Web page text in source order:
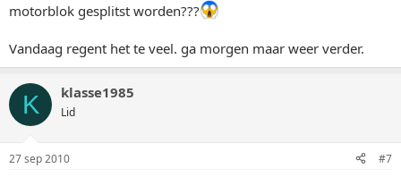
motorblok gesplitst worden???
Vandaag regent het te veel. ga morgen maar weer verder.
K klasse1985
Lid
27 sep 2010 #7